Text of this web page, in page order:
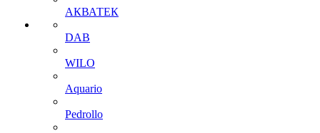
АКВАТЕК
DAB
WILO
Aquario
Pedrollo